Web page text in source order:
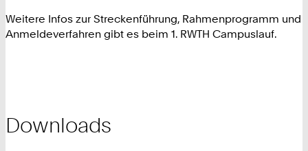
Weitere Infos zur Streckenführung, Rahmenprogramm und
Anmeldeverfahren gibt es beim 1. RWTH Campuslauf.
Downloads